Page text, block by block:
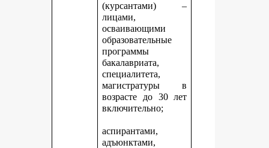
(курсантами) –
лицами,
осваивающими
образовательные
программы
бакалавриата,
специалитета,
магистратуры в
возрасте до 30 лет
включительно;
аспирантами,
адъюнктами,